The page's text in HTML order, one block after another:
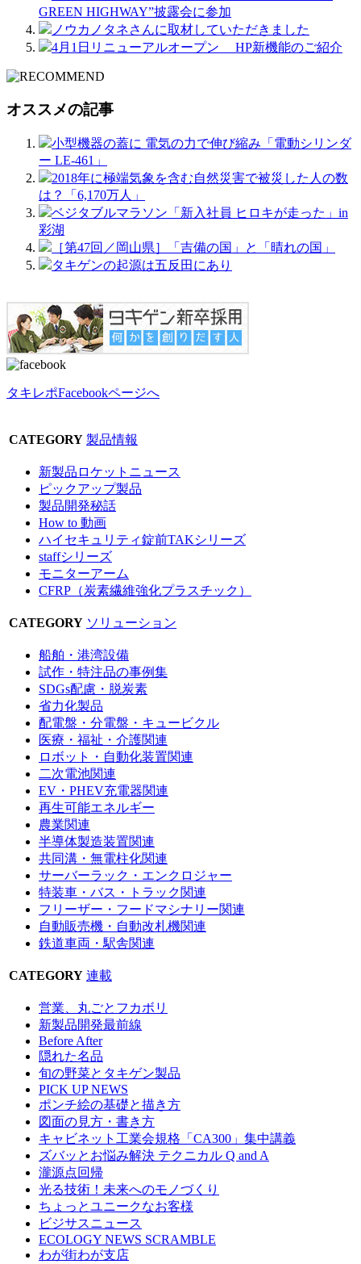
GREEN HIGHWAY”披露会に参加
ノウカノタネさんに取材していただきました
4月1日リニューアルオープン HP新機能のご紹介
オススメの記事
小型機器の蓋に 電気の力で伸び縮み「電動シリンダ
ー LE-461」
2018年に極端気象を含む自然災害で被災した人の数
は？「6,170万人」
ベジタブルマラソン「新入社員 ヒロキが走った」in
彩湖
［第47回／岡山県］「吉備の国」と「晴れの国」
タキゲンの起源は五反田にあり
タキレポFacebookページへ
CATEGORY 製品情報
新製品ロケットニュース
ピックアップ製品
製品開発秘話
How to 動画
ハイセキュリティ錠前TAKシリーズ
staffシリーズ
モニターアーム
CFRP（炭素繊維強化プラスチック）
CATEGORY ソリューション
船舶・港湾設備
試作・特注品の事例集
SDGs配慮・脱炭素
省力化製品
配電盤・分電盤・キュービクル
医療・福祉・介護関連
ロボット・自動化装置関連
二次電池関連
EV・PHEV充電器関連
再生可能エネルギー
農業関連
半導体製造装置関連
共同溝・無電柱化関連
サーバーラック・エンクロジャー
特装車・バス・トラック関連
フリーザー・フードマシナリー関連
自動販売機・自動改札機関連
鉄道車両・駅舎関連
CATEGORY 連載
営業、丸ごとフカボリ
新製品開発最前線
Before After
隠れた名品
旬の野菜とタキゲン製品
PICK UP NEWS
ポンチ絵の基礎と描き方
図面の見方・書き方
キャビネット工業会規格「CA300」集中講義
ズバッとお悩み解決 テクニカル Q and A
瀧源点回帰
光る技術！未来へのモノづくり
ちょっとユニークなお客様
ビジサスニュース
ECOLOGY NEWS SCRAMBLE
わが街わが支店